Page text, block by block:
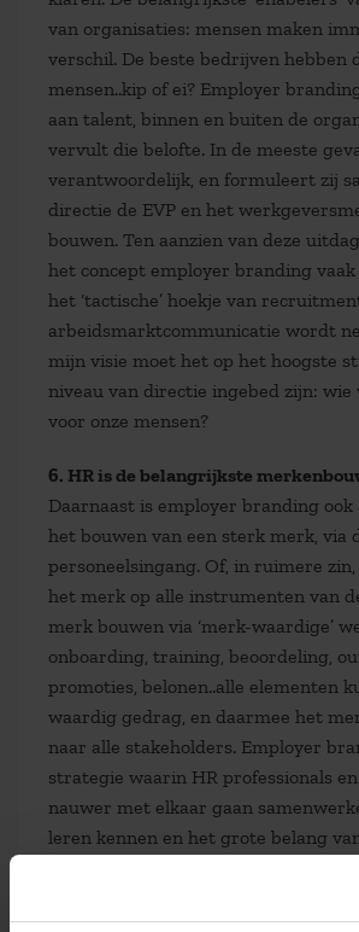
van organisaties: mensen maken
verschil. De beste bedrijven hebben
mensen..kip of ei? Employer
aan talent, binnen en buiten de
vervult die belofte. In de meeste
verantwoordelijk, en formuleert zij
directie de EVP en het
bouwen. Ten aanzien van deze
het concept employer branding
het ‘tactische’ hoekje van
arbeidsmarktcommunicatie wordt
mijn visie moet het op het hoogste
niveau van directie ingebed zijn: wie
voor onze mensen?
6. HR is de belangrijkste
Daarnaast is employer branding ook
het bouwen van een sterk merk, via
personeelsingang. Of, in ruimere
het merk op alle instrumenten van
merk bouwen via ‘merk-waardige’
onboarding, training, beoordeling,
promoties, belonen..alle elementen
waardig gedrag, en daarmee het
naar alle stakeholders. Employer
strategie waarin HR professionals
nauwer met elkaar gaan
leren kennen en het grote belang
mensen voor het merk ‘merk-